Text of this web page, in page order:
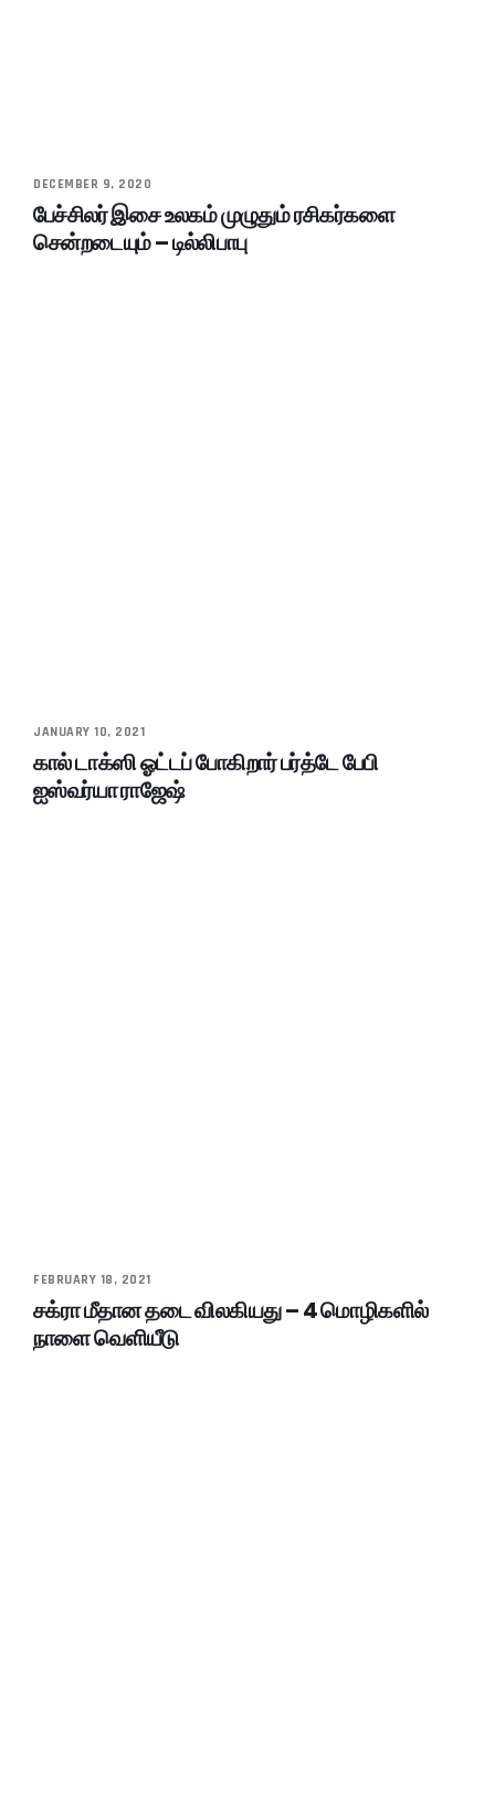
DECEMBER 9, 2020
பேச்சிலர் இசை உலகம் முழுதும் ரசிகர்களை
சென்றடையும் – டில்லிபாபு
JANUARY 10, 2021
கால் டாக்ஸி ஓட்டப் போகிறார் பர்த்டே பேபி
ஐஸ்வர்யா ராஜேஷ்
FEBRUARY 18, 2021
சக்ரா மீதான தடை விலகியது – 4 மொழிகளில்
நாளை வெளியீடு